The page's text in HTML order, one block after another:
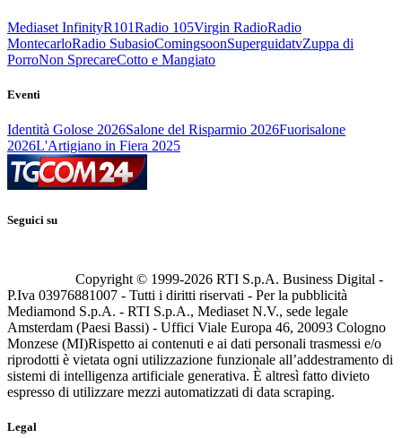
Mediaset InfinityR101Radio 105Virgin RadioRadio
MontecarloRadio SubasioComingsoonSuperguidatvZuppa di
PorroNon SprecareCotto e Mangiato
Eventi
Identità Golose 2026Salone del Risparmio 2026Fuorisalone
2026L'Artigiano in Fiera 2025
Seguici su
Copyright © 1999-2026 RTI S.p.A. Business Digital -
P.Iva 03976881007 - Tutti i diritti riservati - Per la pubblicità
Mediamond S.p.A. - RTI S.p.A., Mediaset N.V., sede legale
Amsterdam (Paesi Bassi) - Uffici Viale Europa 46, 20093 Cologno
Monzese (MI)Rispetto ai contenuti e ai dati personali trasmessi e/o
riprodotti è vietata ogni utilizzazione funzionale all’addestramento di
sistemi di intelligenza artificiale generativa. È altresì fatto divieto
espresso di utilizzare mezzi automatizzati di data scraping.
Legal